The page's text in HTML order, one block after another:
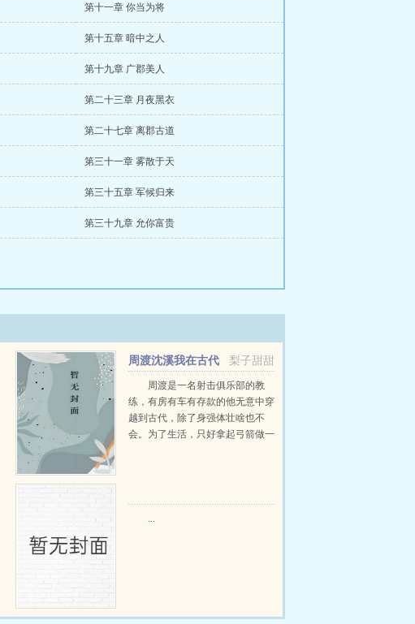
第十一章 你当为将
第十五章 暗中之人
第十九章 广郡美人
第二十三章 月夜黑衣
第二十七章 离郡古道
第三十一章 雾散于天
第三十五章 军候归来
第三十九章 允你富贵
梨子甜甜
周渡沈溪我在古代
当猎户小说免费在线阅读
周渡是一名射击俱乐部的教
练，有房有车有存款的他无意中穿
越到古代，除了身强体壮啥也不
会。为了生活，只好拿起弓箭做一
...